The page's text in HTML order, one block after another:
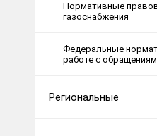
Нормативные
газоснабжения
Федеральные
работе с
Региональные